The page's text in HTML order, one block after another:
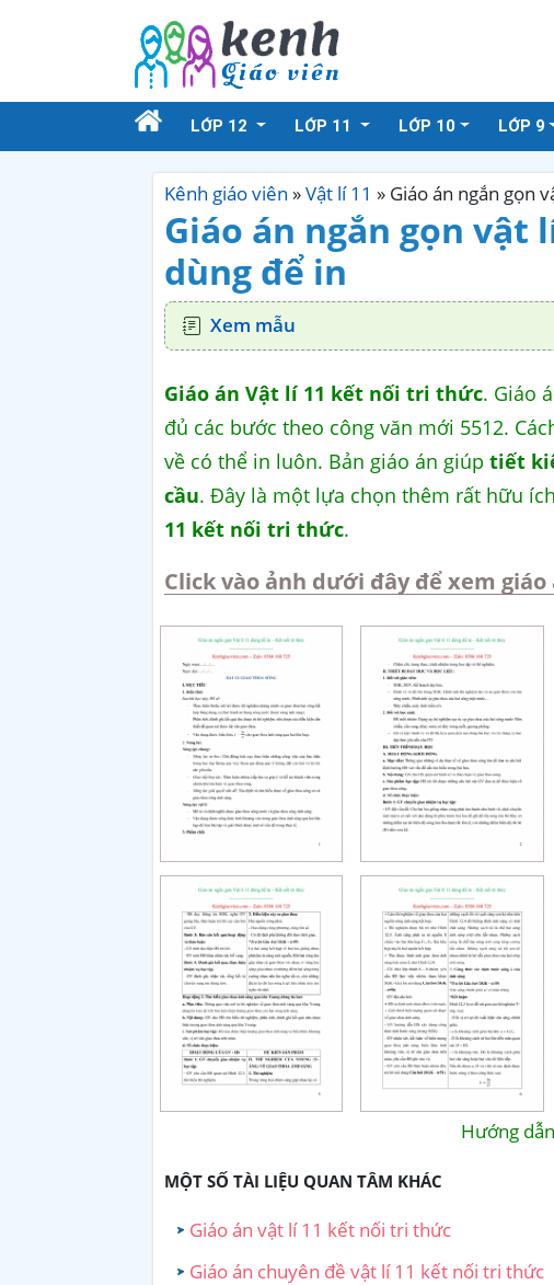
LỚP 12 LỚP 11 LỚP 10 LỚP 9
Kênh giáo viên »Vật lí 11 » Giáo án ngắn gọn
Giáo án ngắn gọn
dùng để in
Xem mẫu
Giáo án Vật lí 11 kết nối tri thức. Giáo
đủ các bước theo công văn mới 5512.
về có thể in luôn. Bản giáo án giúp tiết
cầu. Đây là một lựa chọn thêm rất hữu
11 kết nối tri thức.
Click vào ảnh dưới đây để xem giáo
Hướng
MỘT SỐ TÀI LIỆU QUAN TÂM KHÁC
Giáo án vật lí 11 kết nối tri thức
Giáo án chuyên đề vật lí 11 kết nối tri thức